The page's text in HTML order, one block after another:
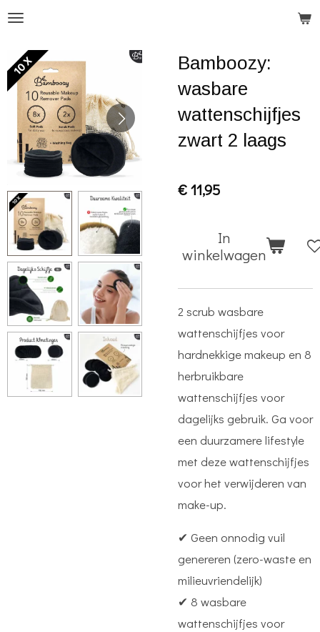
Ga
naar
de
hoofdinhoud
Bamboozy:
wasbare
wattenschijfjes
zwart 2 laags
€ 11,95
In
winkelwagen
2 scrub wasbare
wattenschijfjes voor
hardnekkige makeup en 8
herbruikbare
wattenschijfjes voor
dagelijks gebruik. Ga voor
een duurzamere lifestyle
met deze wattenschijfjes
voor het verwijderen van
make-up.
✔ Geen onnodig vuil
genereren (zero-waste en
milieuvriendelijk)
✔ 8 wasbare
wattenschijfjes voor